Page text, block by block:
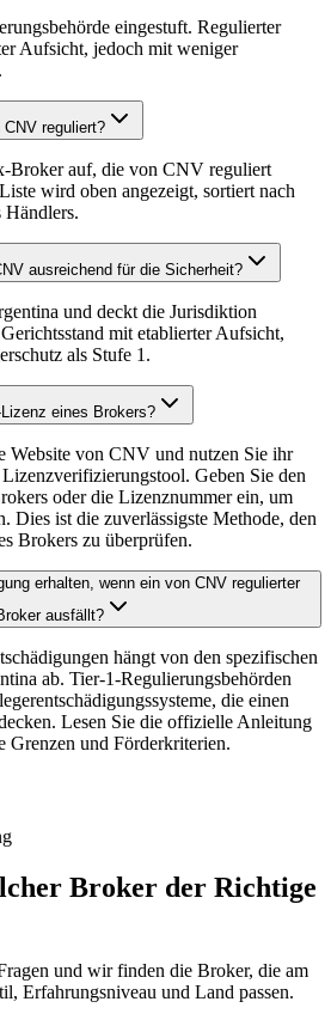
eingestuft. Regulierter
Aufsicht, jedoch mit weniger
reguliert?
Broker auf, die von CNV reguliert
wird oben angezeigt, sortiert nach
Händlers.
ausreichend für die Sicherheit?
und deckt die Jurisdiktion
mit etablierter Aufsicht,
als Stufe 1.
eines Brokers?
Website von CNV und nutzen Sie ihr
Geben Sie den
oder die Lizenznummer ein, um
Dies ist die zuverlässigste Methode, den
Brokers zu überprüfen.
erhalten, wenn ein von CNV regulierter
ausfällt?
hängt von den spezifischen
ab. Tier-1-Regulierungsbehörden
die einen
Lesen Sie die offizielle Anleitung
Grenzen und Förderkriterien.
Broker der Richtige
und wir finden die Broker, die am
Erfahrungsniveau und Land passen.